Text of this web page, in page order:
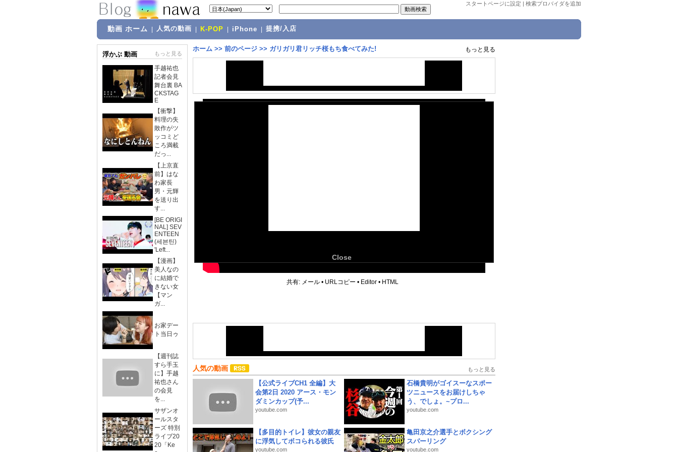
スタートページに設定 | 検索プロバイダを追加
動画 ホーム 人気の動画 K-POP iPhone 提携/入店
浮かぶ 動画 もっと見る
手越祐也
記者会見
舞台裏 BA
CKSTAG
E
【衝撃】
料理の失
敗作がツ
ッコミど
ころ満載
だっ...
【上京直
前】はな
わ家長
男・元輝
を送り出
す...
[BE ORIGI
NAL] SEV
ENTEEN
(세븐틴)
'Left...
【漫画】
美人なの
に結婚で
きない女
【マン
ガ...
お家デー
ト当日ゥ
【週刊誌
すら手玉
に】手越
祐也さん
の会見
を...
サザンオ
ールスタ
ーズ 特別
ライブ20
20「Ke
ホーム >> 前のページ >> ガリガリ君リッチ桜もち食べてみた! もっと見る
Close
共有: メール • URLコピー • Editor • HTML
人気の動画 もっと見る
【公式ライブCH1 全編】大
会第2日 2020 アース・モン
ダミンカップ(予...
youtube.com
石橋貴明がゴイスーなスポー
ツニュースをお届けしちゃ
う、でしょ。~プロ...
youtube.com
【多目的トイレ】彼女の親友
に浮気してボコられる彼氏
youtube.com
亀田京之介選手とボクシング
スパーリング
youtube.com